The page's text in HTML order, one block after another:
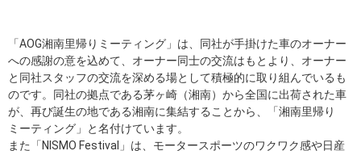
「AOG湘南里帰りミーティング」は、同社が手掛けた車のオーナー
への感謝の意を込めて、オーナー同士の交流はもとより、オーナー
と同社スタッフの交流を深める場として積極的に取り組んでいるも
のです。同社の拠点である茅ヶ崎（湘南）から全国に出荷された車
が、再び誕生の地である湘南に集結することから、「湘南里帰り
ミーティング」と名付けています。
また「NISMO Festival」は、モータースポーツのワクワク感や日産